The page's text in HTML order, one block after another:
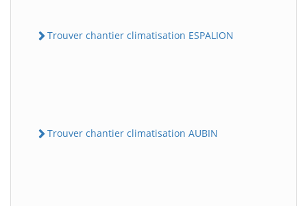
Trouver chantier climatisation ESPALION
Trouver chantier climatisation AUBIN